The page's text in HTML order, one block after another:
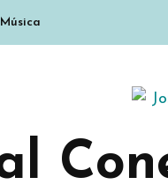
Música